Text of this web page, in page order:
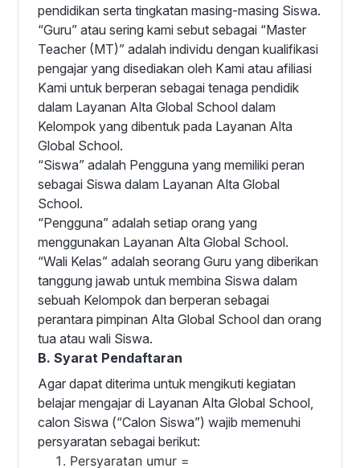
pendidikan serta tingkatan masing-masing Siswa.
“Guru” atau sering kami sebut sebagai “Master
Teacher (MT)” adalah individu dengan kualifikasi
pengajar yang disediakan oleh Kami atau afiliasi
Kami untuk berperan sebagai tenaga pendidik
dalam Layanan Alta Global School dalam
Kelompok yang dibentuk pada Layanan Alta
Global School.
“Siswa” adalah Pengguna yang memiliki peran
sebagai Siswa dalam Layanan Alta Global
School.
“Pengguna” adalah setiap orang yang
menggunakan Layanan Alta Global School.
“Wali Kelas” adalah seorang Guru yang diberikan
tanggung jawab untuk membina Siswa dalam
sebuah Kelompok dan berperan sebagai
perantara pimpinan Alta Global School dan orang
tua atau wali Siswa.
B. Syarat Pendaftaran
Agar dapat diterima untuk mengikuti kegiatan
belajar mengajar di Layanan Alta Global School,
calon Siswa (“Calon Siswa”) wajib memenuhi
persyaratan sebagai berikut:
Persyaratan umur =